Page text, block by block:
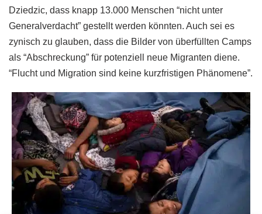
Dziedzic, dass knapp 13.000 Menschen “nicht unter
Generalverdacht” gestellt werden könnten. Auch sei es
zynisch zu glauben, dass die Bilder von überfüllten Camps
als “Abschreckung” für potenziell neue Migranten diene.
“Flucht und Migration sind keine kurzfristigen Phänomene”.